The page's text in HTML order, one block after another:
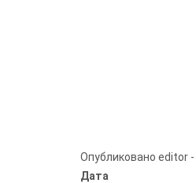
Опубликовано editor -
Дата